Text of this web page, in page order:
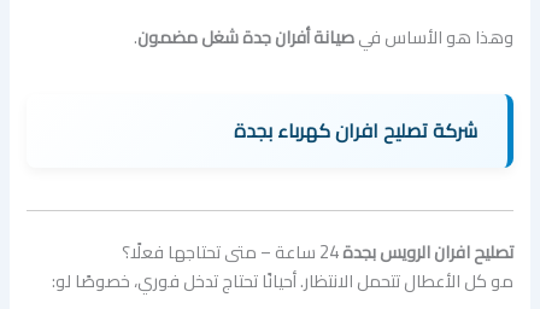
وهذا هو الأساس فيصيانة أفران جدة شغل مضمون.
شركة تصليح افران كهرباء بجدة
تصليح افران الرويس بجدة24 ساعة – متى تحتاجها فعلًا؟
مو كل الأعطال تتحمل الانتظار. أحيانًا تحتاج تدخل فوري، خصوصًا لو: